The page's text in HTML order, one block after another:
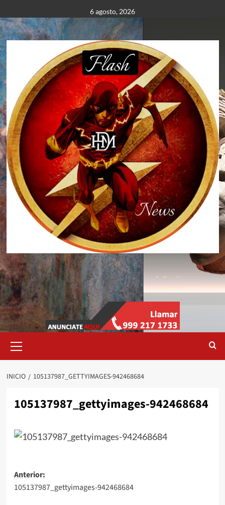
al
contenido
6 agosto, 2026
primario
INICIO 105137987_GETTYIMAGES-942468684
105137987_gettyimages-942468684
Navegación
de
Anterior:
105137987_gettyimages-942468684